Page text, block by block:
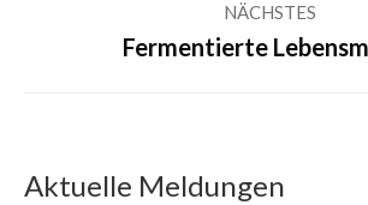
NÄCHSTES
Nächster
Fermentierte
Aktuelle Meldungen